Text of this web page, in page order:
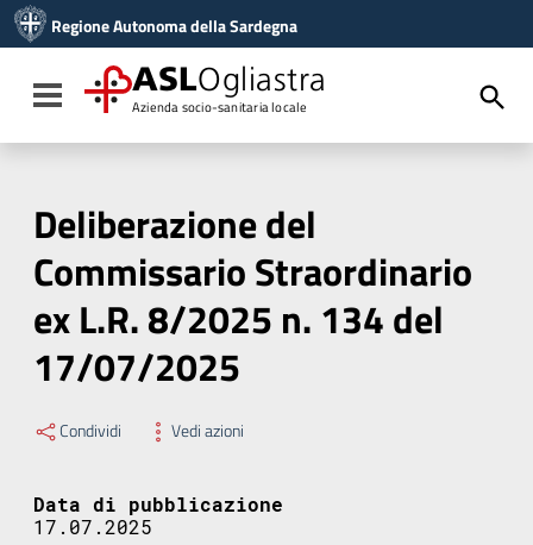
Vai al menu di navigazione
Vai al footer
Regione Autonoma della Sardegna
Toggle navigation
ASLOgliastra
Azienda socio-sanitaria locale
Deliberazione del
Commissario Straordinario
ex L.R. 8/2025 n. 134 del
17/07/2025
Condividi Vedi azioni
Data di pubblicazione
17.07.2025